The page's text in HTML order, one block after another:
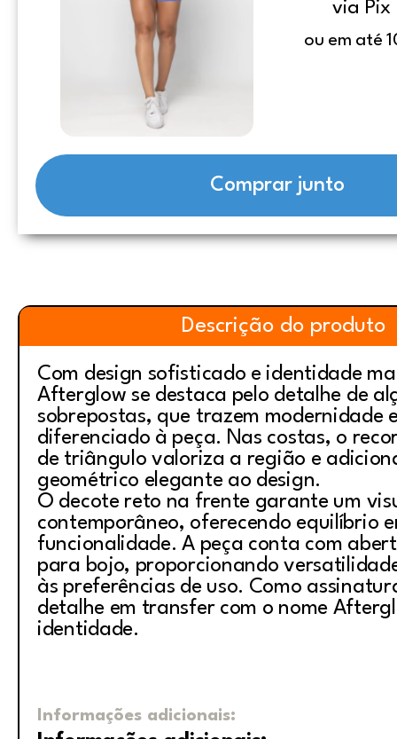
via Pix
ou em até
Comprar junto
Descrição do produto
Com design sofisticado e identidade
Afterglow se destaca pelo detalhe de
sobrepostas, que trazem modernidade
diferenciado à peça. Nas costas, o
de triângulo valoriza a região e
geométrico elegante ao design.
O decote reto na frente garante um
contemporâneo, oferecendo equilíbrio
funcionalidade. A peça conta com
para bojo, proporcionando
às preferências de uso. Como
detalhe em transfer com o nome
identidade.
Informações adicionais: